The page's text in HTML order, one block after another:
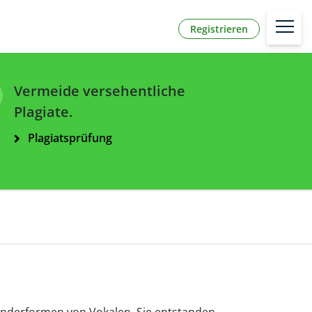
Registrieren
Vermeide versehentliche
Plagiate.
Plagiatsprüfung